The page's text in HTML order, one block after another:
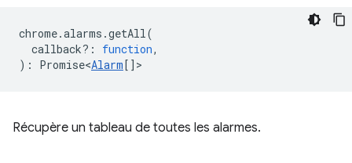
chrome.alarms .getAll(
callback? : function,
) : Promise<Alarm[] >
Récupère un tableau de toutes les alarmes.